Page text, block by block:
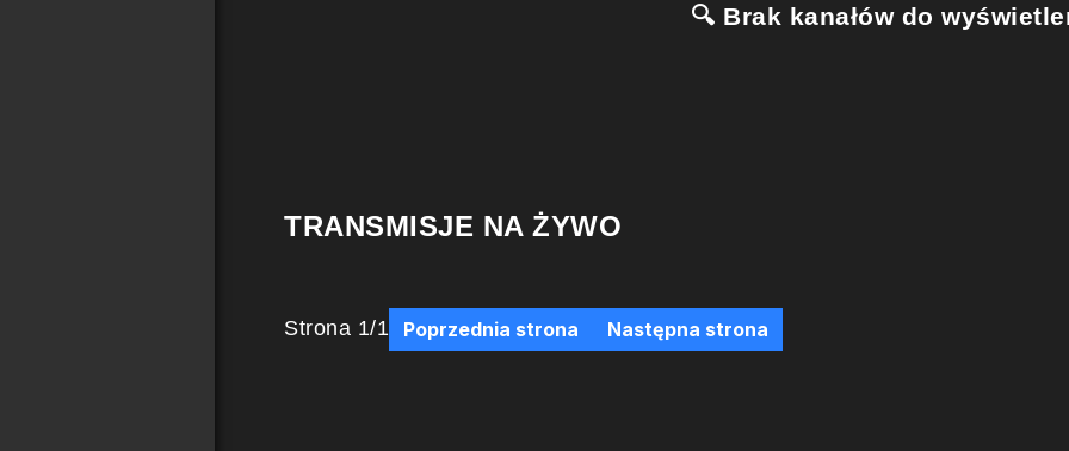
🔍 Brak kanałów do
TRANSMISJE NA ŻYWO
Strona 1/1 Poprzednia strona Następna strona